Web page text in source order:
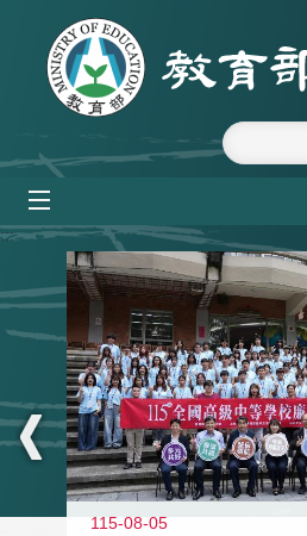
跳到主要內容區塊
:::
115-08-05